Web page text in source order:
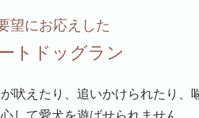
望にお応えした
トドッグラン
が吠えたり、追いかけられたり
して愛犬を遊ばせられません。